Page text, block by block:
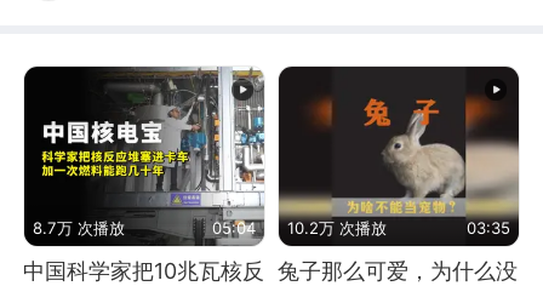
8.7万 次播放 05:04
中国科学家把10兆瓦核反
10.2万 次播放 03:35
兔子那么可爱，为什么没